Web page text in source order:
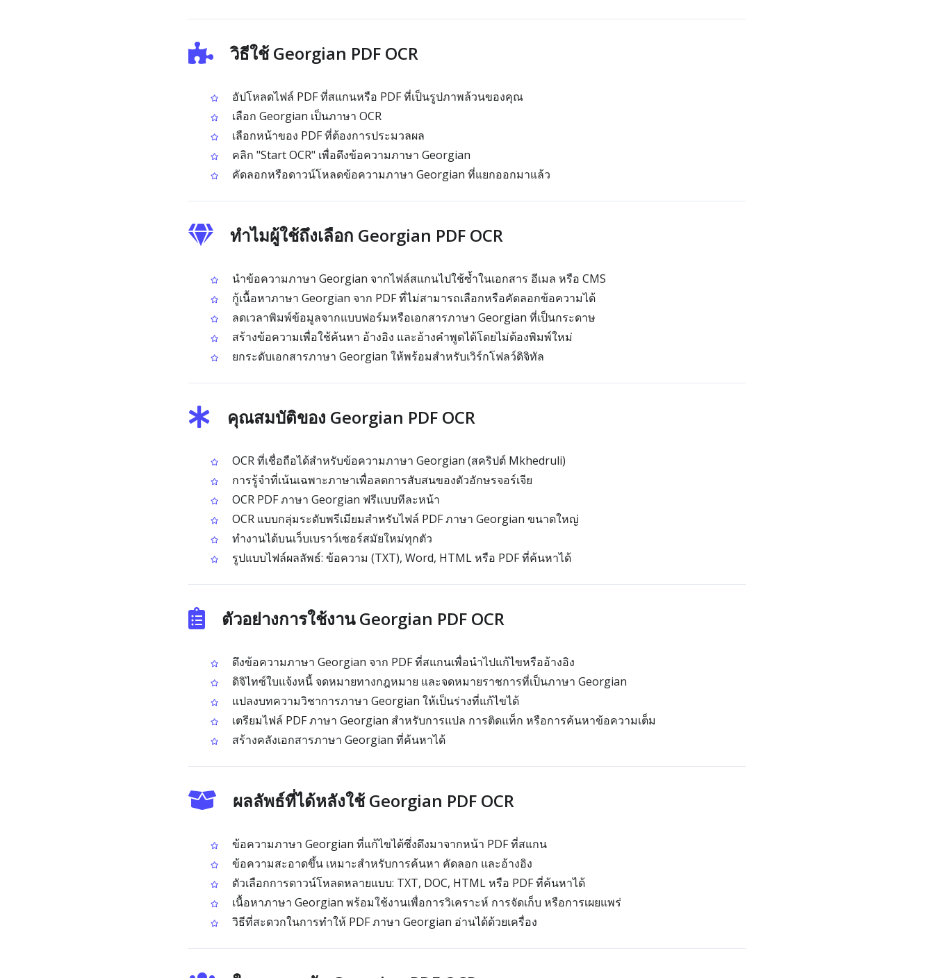
วิธีใช้ Georgian PDF OCR
อัปโหลดไฟล์ PDF ที่สแกนหรือ PDF ที่เป็นรูปภาพล้วนของคุณ
เลือก Georgian เป็นภาษา OCR
เลือกหน้าของ PDF ที่ต้องการประมวลผล
คลิก "Start OCR" เพื่อดึงข้อความภาษา Georgian
คัดลอกหรือดาวน์โหลดข้อความภาษา Georgian ที่แยกออกมาแล้ว
ทำไมผู้ใช้ถึงเลือก Georgian PDF OCR
นำข้อความภาษา Georgian จากไฟล์สแกนไปใช้ซ้ำในเอกสาร อีเมล หรือ CMS
กู้เนื้อหาภาษา Georgian จาก PDF ที่ไม่สามารถเลือกหรือคัดลอกข้อความได้
ลดเวลาพิมพ์ข้อมูลจากแบบฟอร์มหรือเอกสารภาษา Georgian ที่เป็นกระดาษ
สร้างข้อความเพื่อใช้ค้นหา อ้างอิง และอ้างคำพูดได้โดยไม่ต้องพิมพ์ใหม่
ยกระดับเอกสารภาษา Georgian ให้พร้อมสำหรับเวิร์กโฟลว์ดิจิทัล
คุณสมบัติของ Georgian PDF OCR
OCR ที่เชื่อถือได้สำหรับข้อความภาษา Georgian (สคริปต์ Mkhedruli)
การรู้จำที่เน้นเฉพาะภาษาเพื่อลดการสับสนของตัวอักษรจอร์เจีย
OCR PDF ภาษา Georgian ฟรีแบบทีละหน้า
OCR แบบกลุ่มระดับพรีเมียมสำหรับไฟล์ PDF ภาษา Georgian ขนาดใหญ่
ทำงานได้บนเว็บเบราว์เซอร์สมัยใหม่ทุกตัว
รูปแบบไฟล์ผลลัพธ์: ข้อความ (TXT), Word, HTML หรือ PDF ที่ค้นหาได้
ตัวอย่างการใช้งาน Georgian PDF OCR
ดึงข้อความภาษา Georgian จาก PDF ที่สแกนเพื่อนำไปแก้ไขหรืออ้างอิง
ดิจิไทซ์ใบแจ้งหนี้ จดหมายทางกฎหมาย และจดหมายราชการที่เป็นภาษา Georgian
แปลงบทความวิชาการภาษา Georgian ให้เป็นร่างที่แก้ไขได้
เตรียมไฟล์ PDF ภาษา Georgian สำหรับการแปล การติดแท็ก หรือการค้นหาข้อความเต็ม
สร้างคลังเอกสารภาษา Georgian ที่ค้นหาได้
ผลลัพธ์ที่ได้หลังใช้ Georgian PDF OCR
ข้อความภาษา Georgian ที่แก้ไขได้ซึ่งดึงมาจากหน้า PDF ที่สแกน
ข้อความสะอาดขึ้น เหมาะสำหรับการค้นหา คัดลอก และอ้างอิง
ตัวเลือกการดาวน์โหลดหลายแบบ: TXT, DOC, HTML หรือ PDF ที่ค้นหาได้
เนื้อหาภาษา Georgian พร้อมใช้งานเพื่อการวิเคราะห์ การจัดเก็บ หรือการเผยแพร่
วิธีที่สะดวกในการทำให้ PDF ภาษา Georgian อ่านได้ด้วยเครื่อง